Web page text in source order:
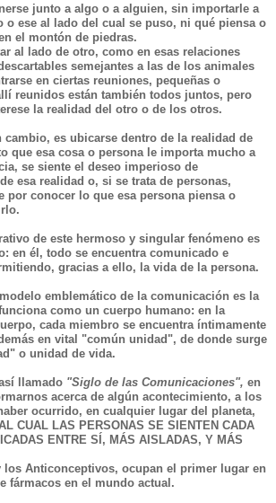
junto a algo o a alguien, sin importarle a
o ese al lado del cual se puso, ni qué piensa o
el montón de piedras.
al lado de otro, como en esas relaciones
semejantes a las de los animales
en ciertas reuniones, pequeñas o
reunidos están también todos juntos, pero
la realidad del otro o de los otros.
cambio, es ubicarse dentro de la realidad de
que esa cosa o persona le importa mucho a
se siente el deseo imperioso de
esa realidad o, si se trata de personas,
por conocer lo que esa persona piensa o
de este hermoso y singular fenómeno es
en él, todo se encuentra comunicado e
gracias a ello, la vida de la persona.
emblemático de la comunicación es la
como un cuerpo humano: en la
cada miembro se encuentra íntimamente
en vital "común unidad", de donde surge
o unidad de vida.
llamado "Siglo de las Comunicaciones", en
acerca de algún acontecimiento, a los
ocurrido, en cualquier lugar del planeta,
CUAL LAS PERSONAS SE SIENTEN CADA
ENTRE SÍ, MÁS AISLADAS, Y MÁS
los Anticonceptivos, ocupan el primer lugar en
fármacos en el mundo actual.